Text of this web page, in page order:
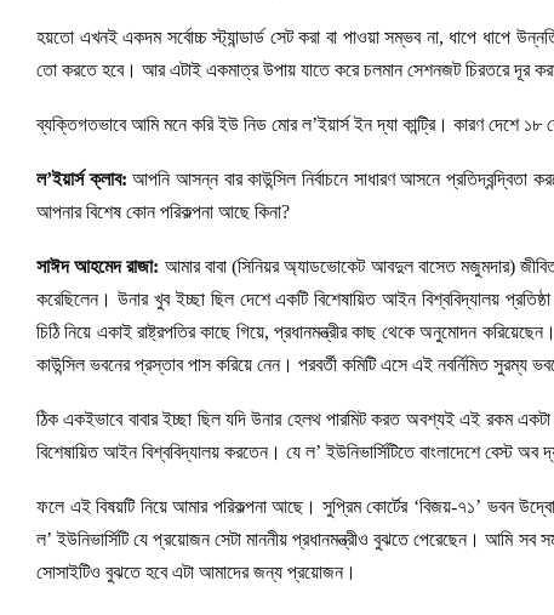
হয়তো এখনই একদম সর্বোচ্চ স্ট্যান্ডার্ড সেট করা বা পাওয়া সম্ভব না, ধাপে ধাপে
তো করতে হবে। আর এটাই একমাত্র উপায় যাতে করে চলমান সেশনজট চিরতরে দূর
ব্যক্তিগতভাবে আমি মনে করি ইউ নিড মোর ল’ইয়ার্স ইন দ্যা কান্ট্রি। কারণ দেশে
ল’ইয়ার্স ক্লাব: আপনি আসন্ন বার কাউন্সিল নির্বাচনে সাধারণ আসনে প্রতিদ্বন্দ্বিতা
আপনার বিশেষ কোন পরিকল্পনা আছে কিনা?
সাঈদ আহমেদ রাজা: আমার বাবা (সিনিয়র অ্যাডভোকেট আবদুল বাসেত মজুমদার)
করেছিলেন। উনার খুব ইচ্ছা ছিল দেশে একটি বিশেষায়িত আইন বিশ্ববিদ্যালয়
চিঠি নিয়ে একাই রাষ্ট্রপতির কাছে গিয়ে, প্রধানমন্ত্রীর কাছ থেকে অনুমোদন
কাউন্সিল ভবনের প্রস্তাব পাস করিয়ে নেন। পরবর্তী কমিটি এসে এই নবর্নিমিত সুরম্য
ঠিক একইভাবে বাবার ইচ্ছা ছিল যদি উনার হেলথ পারমিট করত অবশ্যই এই রকম একটা
বিশেষায়িত আইন বিশ্ববিদ্যালয় করতেন। যে ল’ ইউনিভার্সিটিতে বাংলাদেশে বেস্ট অব
ফলে এই বিষয়টি নিয়ে আমার পরিকল্পনা আছে। সুপ্রিম কোর্টের ‘বিজয়-৭১’ ভবন
ল’ ইউনিভার্সিটি যে প্রয়োজন সেটা মাননীয় প্রধানমন্ত্রীও বুঝতে পেরেছেন। আমি
সোসাইটিও বুঝতে হবে এটা আমাদের জন্য প্রয়োজন।